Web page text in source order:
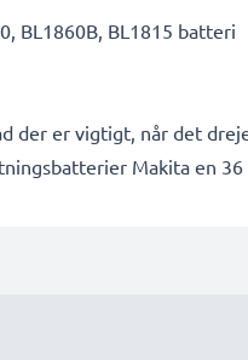
BL1860B, BL1815 batteri
der er vigtigt, når det
Makita en 36